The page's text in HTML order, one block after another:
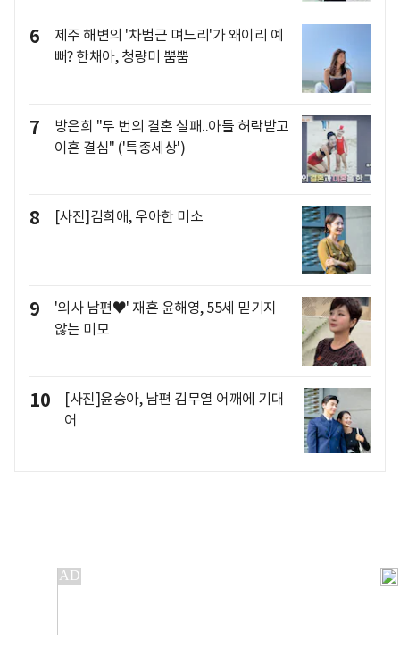
6
제주 해변의 '차범근 며느리'가 왜이리 예
뻐? 한채아, 청량미 뿜뿜
7
방은희 "두 번의 결혼 실패..아들 허락받고
이혼 결심" ('특종세상')
8 [사진]김희애, 우아한 미소
9
'의사 남편♥' 재혼 윤해영, 55세 믿기지
않는 미모
10
[사진]윤승아, 남편 김무열 어깨에 기대
어